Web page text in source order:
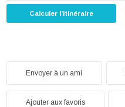
Calculer l’itinéraire
Envoyer à un ami
Ajouter aux favoris